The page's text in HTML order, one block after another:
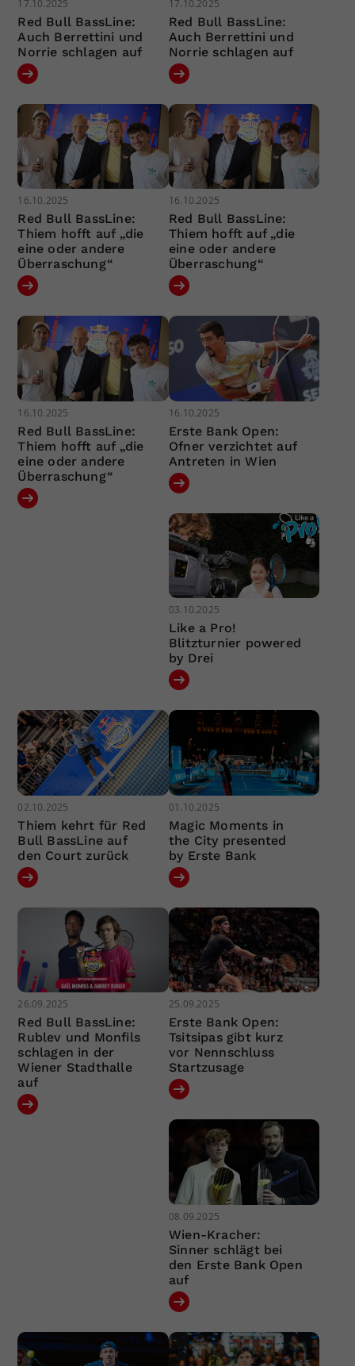
17.10.2025
Red Bull BassLine:
Auch Berrettini und
Norrie schlagen auf
17.10.2025
Red Bull BassLine:
Auch Berrettini und
Norrie schlagen auf
16.10.2025
Red Bull BassLine:
Thiem hofft auf „die
eine oder andere
Überraschung“
16.10.2025
Red Bull BassLine:
Thiem hofft auf „die
eine oder andere
Überraschung“
16.10.2025
Red Bull BassLine:
Thiem hofft auf „die
eine oder andere
Überraschung“
16.10.2025
Erste Bank Open:
Ofner verzichtet auf
Antreten in Wien
03.10.2025
Like a Pro!
Blitzturnier powered
by Drei
02.10.2025
Thiem kehrt für Red
Bull BassLine auf
den Court zurück
01.10.2025
Magic Moments in
the City presented
by Erste Bank
26.09.2025
Red Bull BassLine:
Rublev und Monfils
schlagen in der
Wiener Stadthalle
auf
25.09.2025
Erste Bank Open:
Tsitsipas gibt kurz
vor Nennschluss
Startzusage
08.09.2025
Wien-Kracher:
Sinner schlägt bei
den Erste Bank Open
auf